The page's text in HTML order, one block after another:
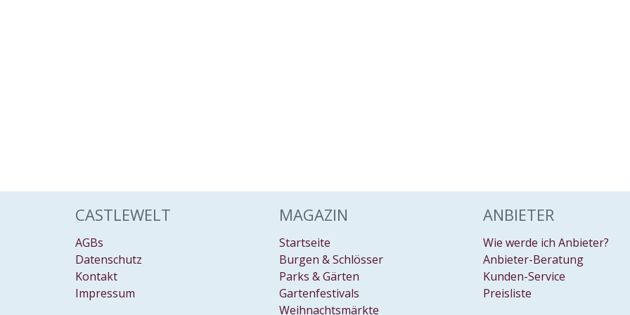
CASTLEWELT
AGBs
Datenschutz
Kontakt
Impressum
MAGAZIN
Startseite
Burgen & Schlösser
Parks & Gärten
Gartenfestivals
Weihnachtsmärkte
ANBIETER
Wie werde ich Anbieter?
Anbieter-Beratung
Kunden-Service
Preisliste